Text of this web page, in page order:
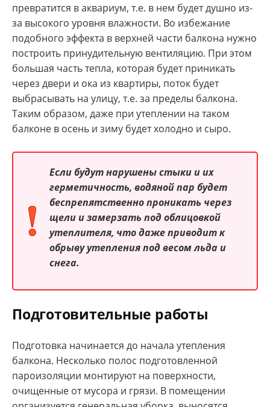
превратится в аквариум, т.е. в нем будет душно из-
за высокого уровня влажности. Во избежание
подобного эффекта в верхней части балкона нужно
построить принудительную вентиляцию. При этом
большая часть тепла, которая будет приникать
через двери и ока из квартиры, поток будет
выбрасывать на улицу, т.е. за пределы балкона.
Таким образом, даже при утеплении на таком
балконе в осень и зиму будет холодно и сыро.
Если будут нарушены стыки и их
герметичность, водяной пар будет
беспрепятственно проникать через
щели и замерзать под облицовкой
утеплителя, что даже приводит к
обрыву утепления под весом льда и
снега.
Подготовительные работы
Подготовка начинается до начала утепления
балкона. Несколько полос подготовленной
пароизоляции монтируют на поверхности,
очищенные от мусора и грязи. В помещении